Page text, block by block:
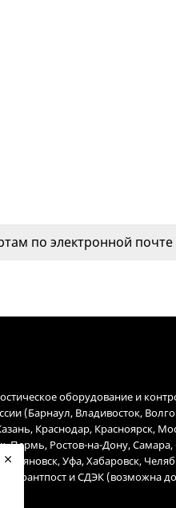
по электронной
оборудование и
(Барнаул, Владивосток,
Краснодар, Красноярск,
Пермь, Ростов-на-Дону, Самара,
Ульяновск, Уфа, Хабаровск,
Гарантпост и СДЭК (возможна